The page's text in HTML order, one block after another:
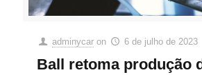
adminycar on 6 de julho de 2023
Ball retoma produção